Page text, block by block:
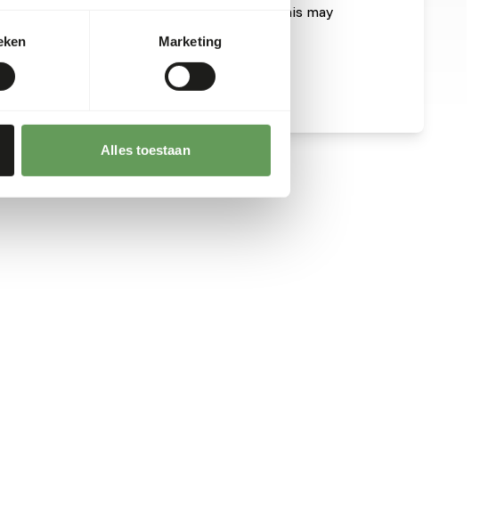
Marketing
Alles toestaan
the feeder, and never add any additives, as this may
composition.